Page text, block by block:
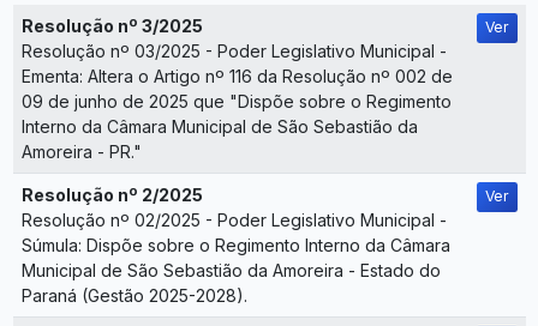
Resolução nº 3/2025
Resolução nº 03/2025 - Poder Legislativo Municipal -
Ementa: Altera o Artigo nº 116 da Resolução nº 002 de
09 de junho de 2025 que "Dispõe sobre o Regimento
Interno da Câmara Municipal de São Sebastião da
Amoreira - PR."
Ver
Resolução nº 2/2025
Resolução nº 02/2025 - Poder Legislativo Municipal -
Súmula: Dispõe sobre o Regimento Interno da Câmara
Municipal de São Sebastião da Amoreira - Estado do
Paraná (Gestão 2025-2028).
Ver